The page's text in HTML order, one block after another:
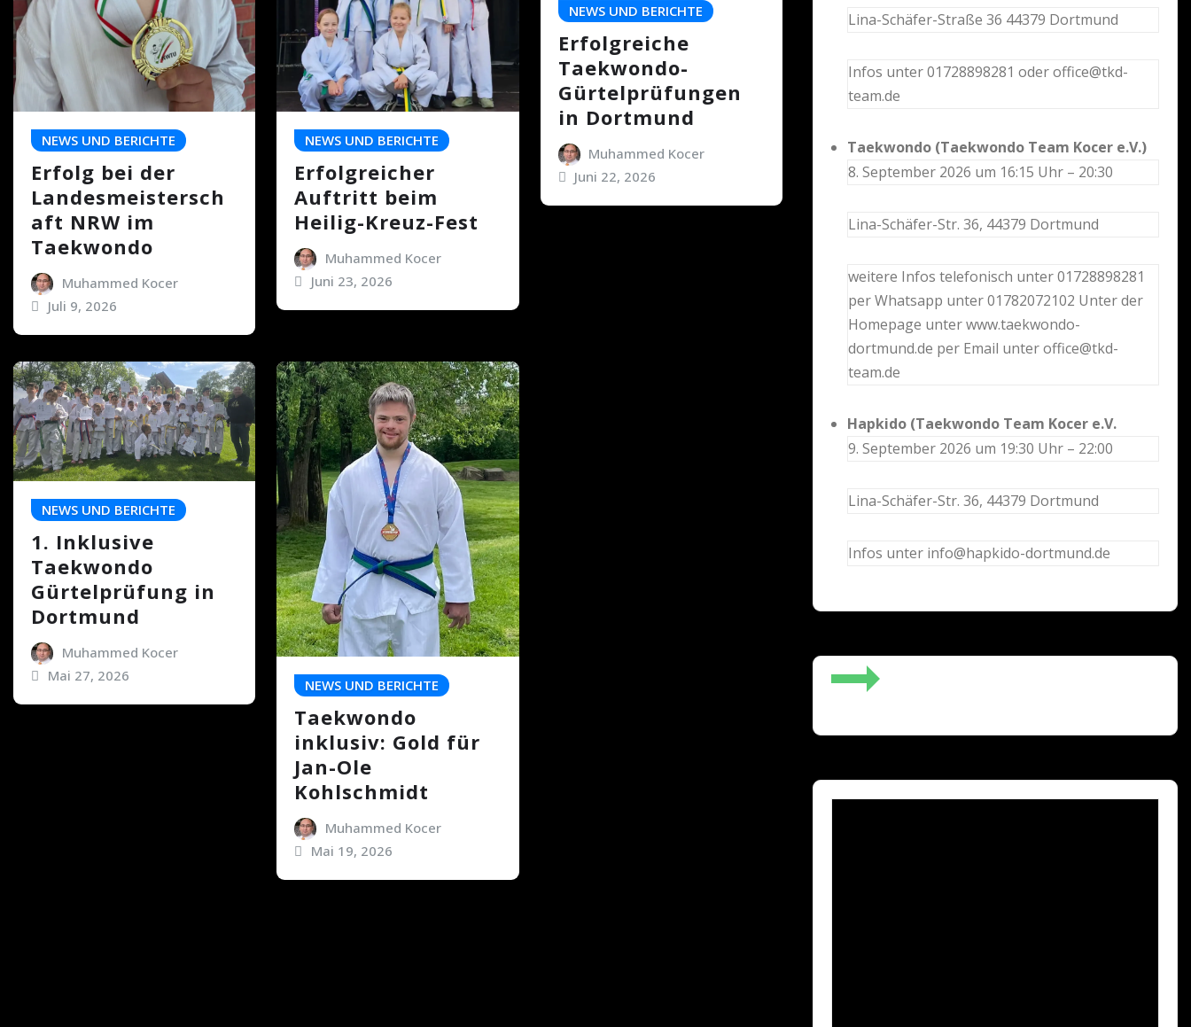
NEWS UND BERICHTE
Erfolg bei der
Landesmeistersch
aft NRW im
Taekwondo
Muhammed Kocer
Juli 9, 2026
NEWS UND BERICHTE
Erfolgreicher
Auftritt beim
Heilig-Kreuz-Fest
Muhammed Kocer
Juni 23, 2026
NEWS UND BERICHTE
Erfolgreiche
Taekwondo-
Gürtelprüfungen
in Dortmund
Muhammed Kocer
Juni 22, 2026
NEWS UND BERICHTE
1. Inklusive
Taekwondo
Gürtelprüfung in
Dortmund
Muhammed Kocer
Mai 27, 2026
NEWS UND BERICHTE
Taekwondo
inklusiv: Gold für
Jan-Ole
Kohlschmidt
Muhammed Kocer
Mai 19, 2026
Lina-Schäfer-Straße 36 44379 Dortmund
Infos unter 01728898281 oder office@tkd-
team.de
Taekwondo (Taekwondo Team Kocer e.V.)
8. September 2026 um 16:15 Uhr – 20:30
Lina-Schäfer-Str. 36, 44379 Dortmund
weitere Infos telefonisch unter 01728898281
per Whatsapp unter 01782072102 Unter der
Homepage unter www.taekwondo-
dortmund.de per Email unter office@tkd-
team.de
Hapkido (Taekwondo Team Kocer e.V.
9. September 2026 um 19:30 Uhr – 22:00
Lina-Schäfer-Str. 36, 44379 Dortmund
Infos unter info@hapkido-dortmund.de